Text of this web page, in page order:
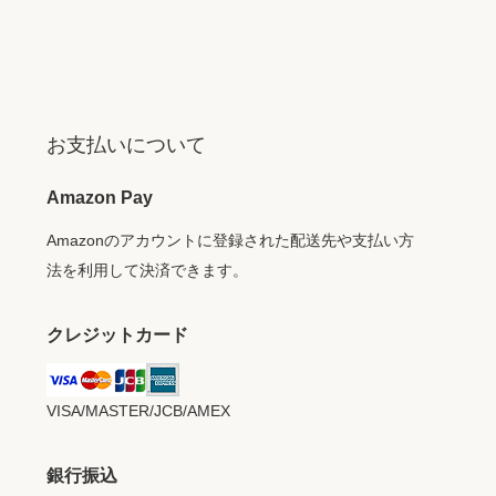
お支払いについて
Amazon Pay
Amazonのアカウントに登録された配送先や支払い方
法を利用して決済できます。
クレジットカード
VISA/MASTER/JCB/AMEX
銀行振込